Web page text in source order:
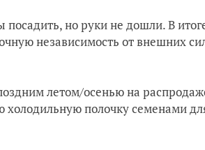
но руки не дошли. В
независимость от внешних
летом/осенью на
холодильную полочку семенами